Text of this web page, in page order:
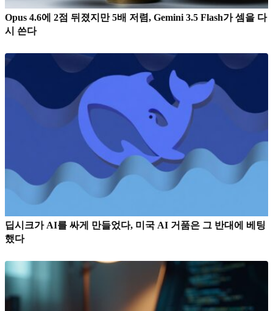
Opus 4.6에 2점 뒤졌지만 5배 저렴, Gemini 3.5 Flash가 셈을 다
시 쓴다
딥시크가 AI를 싸게 만들었다, 미국 AI 거품은 그 반대에 베팅
했다